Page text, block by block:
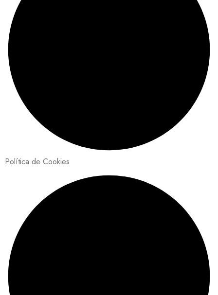
Política de Cookies